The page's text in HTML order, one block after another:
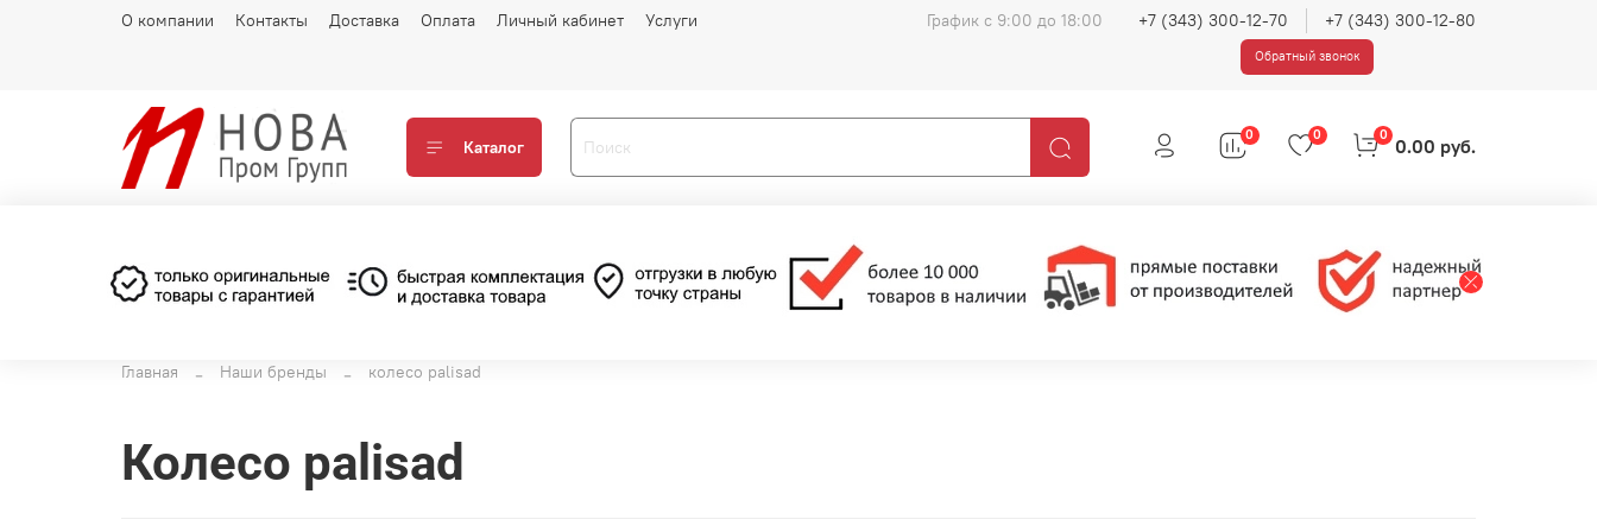
О компании Контакты Доставка Оплата Личный кабинет Услуги График с 9:00 до 18:00 +7 (343) 300-12-70 +7 (343) 300-12-80
Обратный звонок
Каталог
0 0 0 0.00 руб.
Главная Наши бренды колесо palisad
колесо palisad